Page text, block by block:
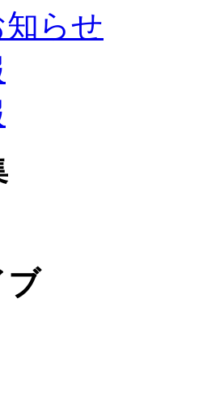
らせ
ブ